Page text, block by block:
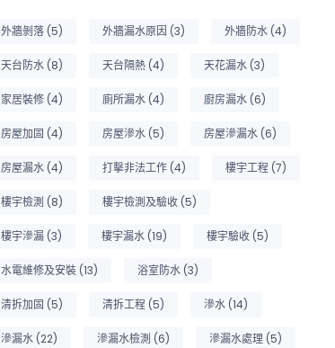
外牆剝落 (5) 外牆漏水原因 (3) 外牆防水 (4)
天台防水 (8) 天台隔熱 (4) 天花漏水 (3)
家居裝修 (4) 廁所漏水 (4) 廚房漏水 (6)
房屋加固 (4) 房屋滲水 (5) 房屋滲漏水 (6)
房屋漏水 (4) 打擊非法工作 (4) 樓宇工程 (7)
樓宇檢測 (8) 樓宇檢測及驗收 (5)
樓宇滲漏 (3) 樓宇漏水 (19) 樓宇驗收 (5)
水電維修及安裝 (13) 浴室防水 (3)
清拆加固 (5) 清拆工程 (5) 滲水 (14)
滲漏水 (22) 滲漏水檢測 (6) 滲漏水處理 (5)